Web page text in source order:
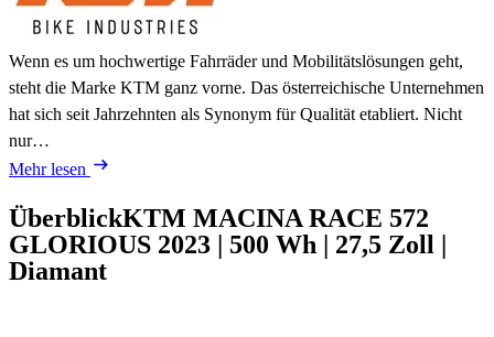
Wenn es um hochwertige Fahrräder und Mobilitätslösungen geht,
steht die Marke KTM ganz vorne. Das österreichische Unternehmen
hat sich seit Jahrzehnten als Synonym für Qualität etabliert. Nicht
nur…
Mehr lesen
ÜberblickKTM MACINA RACE 572
GLORIOUS 2023 | 500 Wh | 27,5 Zoll |
Diamant